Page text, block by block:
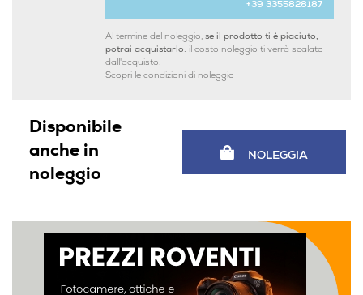
+39 3355828187
Al termine del noleggio, se il prodotto ti è piaciuto,
potrai acquistarlo: il costo noleggio ti verrà scalato
dall'acquisto.
Scopri le condizioni di noleggio
Disponibile
anche in
noleggio
NOLEGGIA